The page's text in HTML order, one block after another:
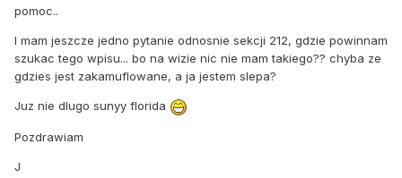
pomoc..
I mam jeszcze jedno pytanie odnosnie sekcji 212, gdzie powinnam
szukac tego wpisu... bo na wizie nic nie mam takiego?? chyba ze
gdzies jest zakamuflowane, a ja jestem slepa?
Juz nie dlugo sunyy florida
Pozdrawiam
J